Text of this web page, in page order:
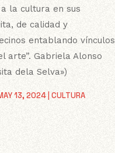
13, 2024| CULTURA
la cultura en sus
de calidad y
entablando vínculos
arte”. Gabriela Alonso
dela Selva»)